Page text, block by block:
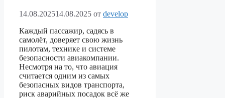
14.08.202514.08.2025 от develop
Каждый пассажир, садясь в
самолёт, доверяет свою жизнь
пилотам, технике и системе
безопасности авиакомпании.
Несмотря на то, что авиация
считается одним из самых
безопасных видов транспорта,
риск аварийных посадок всё же